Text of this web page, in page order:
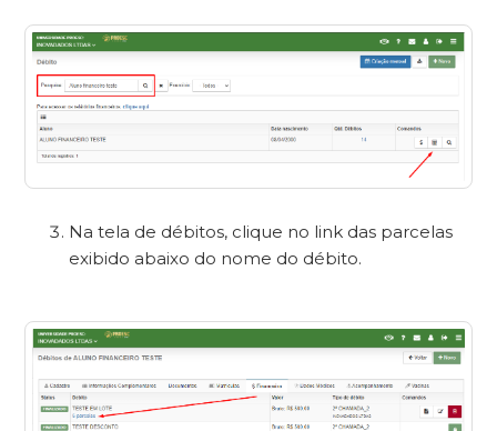
Na tela de débitos, clique no link das parcelas
exibido abaixo do nome do débito.